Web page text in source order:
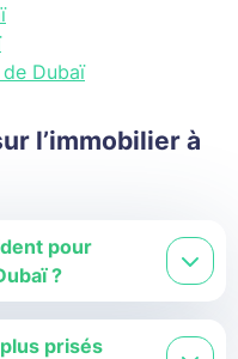
Dubaï
l’immobilier à
pour
?
prisés